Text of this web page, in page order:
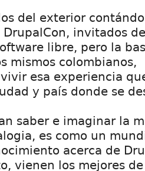
del exterior
invitados
libre, pero la
mismos colombianos,
esa experiencia
y país donde se
saber e imaginar la
es como un
acerca de
vienen los mejores